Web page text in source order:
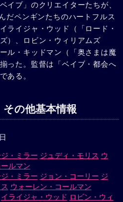
イブ」のクリエイターたちが、
だペンギンたちのハートフルス
ライジャ・ウッド（「ロード・
）、ロビン・ウィリアムズ
ル・キッドマン（「奥さまは魔
った。監督は「ベイブ・都会へ
ある。
の他基本情報
・ミラー ジュディ・モリス ウ
ルマン
・ミラー ジョン・コーリー ジ
ウォーレン・コールマン
イライジャ・ウッド ロビン・ウィ